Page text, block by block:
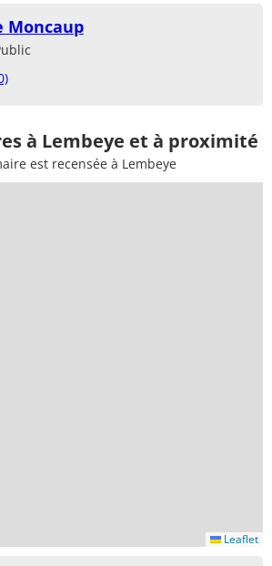
Moncaup
à Lembeye et à proximité
est recensée à Lembeye
Leaflet